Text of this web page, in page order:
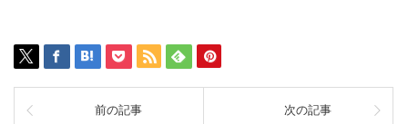
前の記事 次の記事